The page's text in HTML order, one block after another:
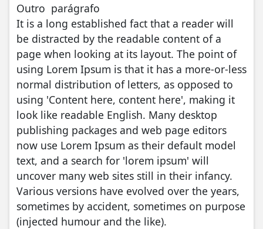
Outro parágrafo
It is a long established fact that a reader will
be distracted by the readable content of a
page when looking at its layout. The point of
using Lorem Ipsum is that it has a more-or-less
normal distribution of letters, as opposed to
using 'Content here, content here', making it
look like readable English. Many desktop
publishing packages and web page editors
now use Lorem Ipsum as their default model
text, and a search for 'lorem ipsum' will
uncover many web sites still in their infancy.
Various versions have evolved over the years,
sometimes by accident, sometimes on purpose
(injected humour and the like).